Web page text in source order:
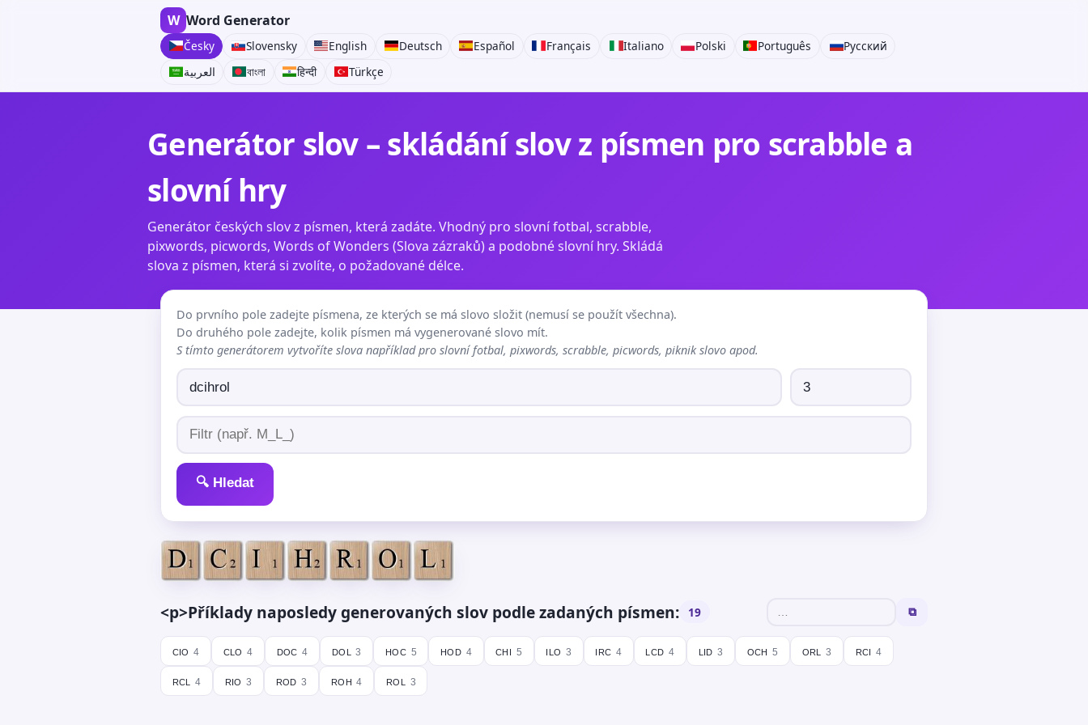
W Word Generator
Česky Slovensky English Deutsch Español Français Italiano Polski Português
Русский
العربية
বাংলা हिन्दी Türkçe
Generátor slov – skládání slov z písmen pro scrabble a
slovní hry
Generátor českých slov z písmen, která zadáte. Vhodný pro slovní fotbal, scrabble,
pixwords, picwords, Words of Wonders (Slova zázraků) a podobné slovní hry. Skládá
slova z písmen, která si zvolíte, o požadované délce.
Do prvního pole zadejte písmena, ze kterých se má slovo složit (nemusí se použít všechna).
Do druhého pole zadejte, kolik písmen má vygenerované slovo mít.
S tímto generátorem vytvoříte slova například pro slovní fotbal, pixwords, scrabble, picwords, piknik slovo apod.
🔍 Hledat
<p>Příklady naposledy generovaných slov podle zadaných písmen: 19 ⧉
cio 4 clo 4 doc 4 dol 3 hoc 5 hod 4 chi 5 ilo 3 irc 4 lcd 4 lid 3 och 5 orl 3 rci 4
rcl 4 rio 3 rod 3 roh 4 rol 3